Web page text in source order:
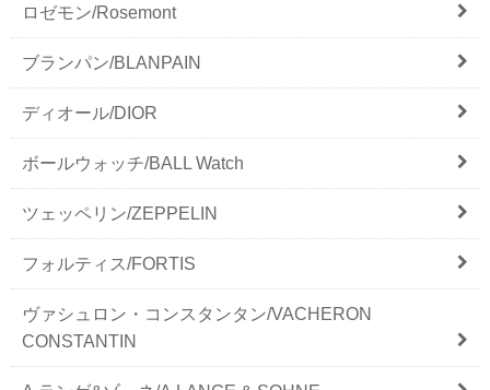
ロゼモン/Rosemont
ブランパン/BLANPAIN
ディオール/DIOR
ボールウォッチ/BALL Watch
ツェッペリン/ZEPPELIN
フォルティス/FORTIS
ヴァシュロン・コンスタンタン/VACHERON
CONSTANTIN